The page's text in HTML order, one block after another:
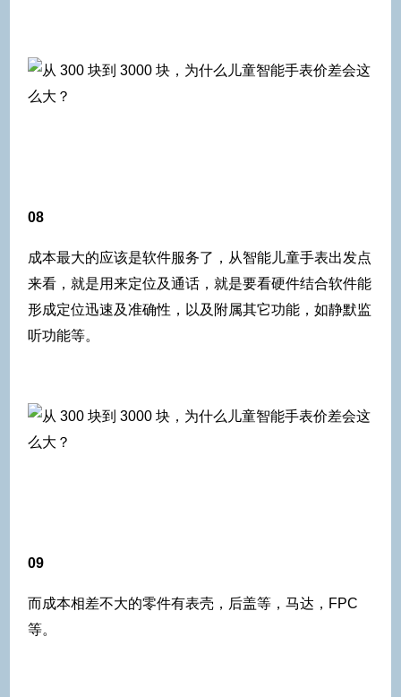
08
成本最大的应该是软件服务了，从智能儿童手表出发点
来看，就是用来定位及通话，就是要看硬件结合软件能
形成定位迅速及准确性，以及附属其它功能，如静默监
听功能等。
09
而成本相差不大的零件有表壳，后盖等，马达，FPC
等。